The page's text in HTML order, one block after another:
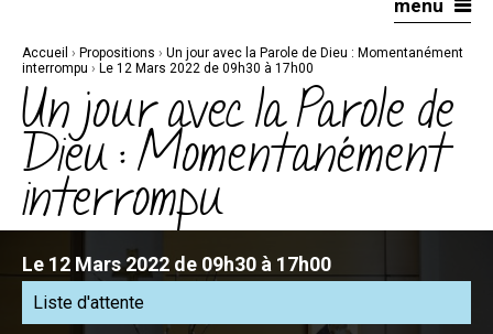
navigation
menu
Accueil › Propositions › Un jour avec la Parole de Dieu : Momentanément
interrompu › Le 12 Mars 2022 de 09h30 à 17h00
Un jour avec la Parole de
Dieu : Momentanément
interrompu
Le 12 Mars 2022 de 09h30 à 17h00
Liste d'attente